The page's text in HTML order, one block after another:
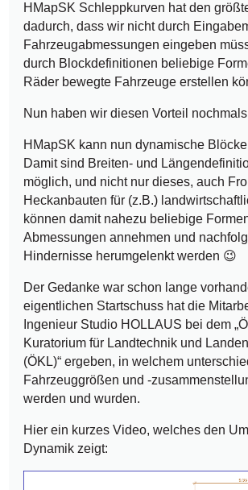
HMapSK Schleppkurven hat den
dadurch, dass wir nicht durch
Fahrzeugabmessungen eingeben
durch Blockdefinitionen beliebige
Räder bewegte Fahrzeuge erstellen
Nun haben wir diesen Vorteil
HMapSK kann nun dynamische
Damit sind Breiten- und
möglich, und nicht nur dieses, auch
Heckanbauten für (z.B.)
können damit nahezu beliebige
Abmessungen annehmen und
Hindernisse herumgelenkt werden 😉
Der Gedanke war schon lange
eigentlichen Startschuss hat die
Ingenieur Studio HOLLAUS bei dem
Kuratorium für Landtechnik und
(ÖKL)“ ergeben, in welchem
Fahrzeuggrößen und -
werden und wurden.
Hier ein kurzes Video, welches den
Dynamik zeigt: